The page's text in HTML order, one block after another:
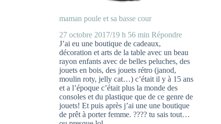
maman poule et sa basse cour
27 octobre 2017/19 h 56 min Répondre
J’ai eu une boutique de cadeaux,
décoration et arts de la table avec un beau
rayon enfants avec de belles peluches, des
jouets en bois, des jouets rétro (janod,
moulin roty, jelly cat…) c’était il y à 15 ans
et a l’époque c’était plus la monde des
consoles et du plastique que de ce genre de
jouets! Et puis après j’ai une une boutique
de prêt à porter femme. ???? tu sais tout…